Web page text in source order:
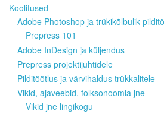
Koolitused
Adobe Photoshop ja trükikõlbulik
Prepress 101
Adobe InDesign ja küljendus
Prepress projektijuhtidele
Pilditöötlus ja värvihaldus trükkalitele
Vikid, ajaveebid, folksonoomia jne
Vikid jne lingikogu